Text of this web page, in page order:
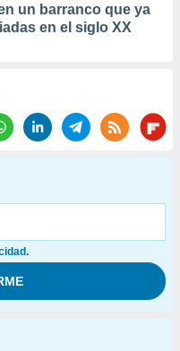
un barranco que ya
en el siglo XX